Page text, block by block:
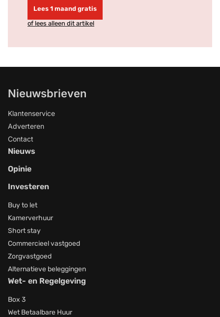
Lees 1 maand gratis
of lees alleen dit artikel
Nieuwsbrieven
Klantenservice
Adverteren
Contact
Nieuws
Opinie
Investeren
Buy to let
Kamerverhuur
Short stay
Commercieel vastgoed
Zorgvastgoed
Alternatieve beleggingen
Wet- en Regelgeving
Box 3
Wet Betaalbare Huur